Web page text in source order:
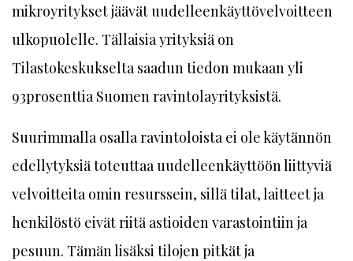
mikroyritykset jäävät uudelleenkäyttövelvoitteen
ulkopuolelle. Tällaisia yrityksiä on
Tilastokeskukselta saadun tiedon mukaan yli
93prosenttia Suomen ravintolayrityksistä.
Suurimmalla osalla ravintoloista ei ole käytännön
edellytyksiä toteuttaa uudelleenkäyttöön liittyviä
velvoitteita omin resurssein, sillä tilat, laitteet ja
henkilöstö eivät riitä astioiden varastointiin ja
pesuun. Tämän lisäksi tilojen pitkät ja